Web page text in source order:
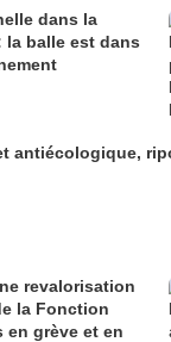
dans la
balle est dans
antiécologique,
revalorisation
la Fonction
en grève et en